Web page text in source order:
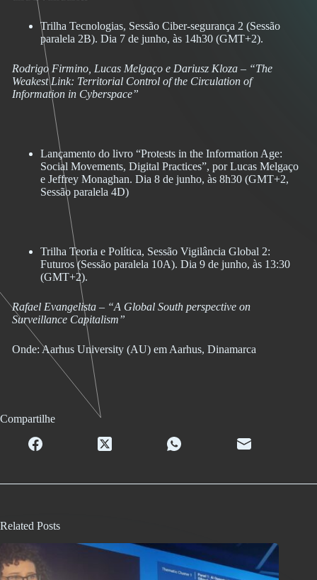
Trilha Tecnologias, Sessão Ciber-segurança 2 (Sessão
paralela 2B). Dia 7 de junho, às 14h30 (GMT+2).
Rodrigo Firmino, Lucas Melgaço e Dariusz Kloza – “The
Weakest Link: Territorial Control of the Circulation of
Information in Cyberspace”
Lançamento do livro “Protests in the Information Age:
Social Movements, Digital Practices”, por Lucas Melgaço
e Jeffrey Monaghan. Dia 8 de junho, às 8h30 (GMT+2,
Sessão paralela 4D)
Trilha Teoria e Política, Sessão Vigilância Global 2:
Futuros (Sessão paralela 10A). Dia 9 de junho, às 13:30
(GMT+2).
Rafael Evangelista – “A Global South perspective on
Surveillance Capitalism”
Onde: Aarhus University (AU) em Aarhus, Dinamarca
Compartilhe
Related Posts